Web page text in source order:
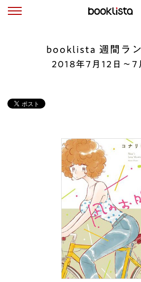
booklista 週間ラ
2018年7月12日〜7